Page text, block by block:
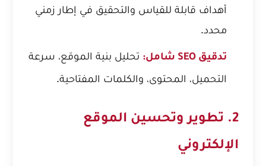
أهداف قابلة للقياس والتحقيق في إطار زمني
محدد.
تدقيق SEO شامل:
تحليل بنية الموقع، سرعة
التحميل، المحتوى، والكلمات المفتاحية.
2. تطوير وتحسين الموقع
الإلكتروني